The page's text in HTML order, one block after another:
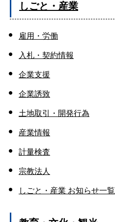
しごと・産業
雇用・労働
入札・契約情報
企業支援
企業誘致
土地取引・開発行為
産業情報
計量検査
宗教法人
しごと・産業 お知らせ一覧